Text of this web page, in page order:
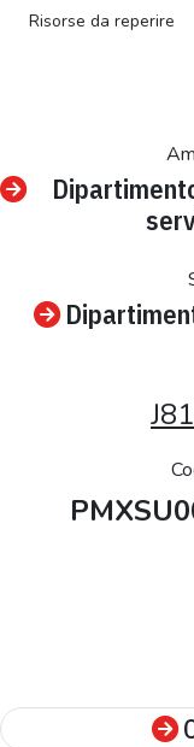
Risorse da reperire